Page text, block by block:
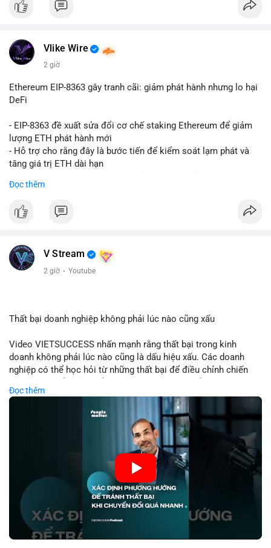
Vlike Wire
2 giờ
Ethereum EIP-8363 gây tranh cãi: giảm phát hành nhưng lo hại
DeFi
- EIP-8363 đề xuất sửa đổi cơ chế staking Ethereum để giảm
lượng ETH phát hành mới
- Hỗ trợ cho rằng đây là bước tiến để kiểm soát lạm phát và
tăng giá trị ETH dài hạn
động lực staking, ảnh hưởng đến bảo mật mạng lưới
tập trung và làm chậm sự tham gia của nhà đầu tư istituционаl
#binancesquare #cryptonews
Đọc thêm
V Stream
2 giờ · Youtube
Thất bại doanh nghiệp không phải lúc nào cũng xấu
Video VIETSUCCESS nhấn mạnh rằng thất bại trong kinh
doanh không phải lúc nào cũng là dấu hiệu xấu. Các doanh
nghiệp có thể học hỏi từ những thất bại để điều chỉnh chiến
trình. Trong lĩnh vực tài chính và crypto, hiểu rõ nguyên nhân
thất bại giúp quản lý rủi ro hiệu quả và tránh lặp lại sai lầm.
Điều này đặc biệt quan trọng khi áp dụng vào các mô hình kinh
doanh mới hoặc đầu tư vào dự án blockchain.
🎥 Xem video trực tiếp tại:
Nguồn: VIETSUCCESS
Đọc thêm